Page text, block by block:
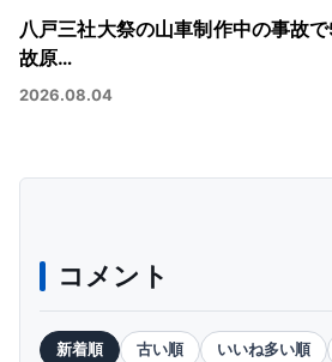
八戸三社大祭の山車制作中の事故
故原…
2026.08.04
コメント
新着順 古い順 いいね多い順